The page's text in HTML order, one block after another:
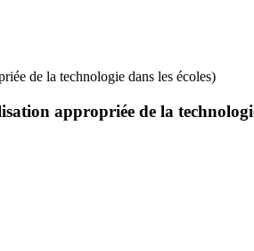
de la technologie dans les écoles)
appropriée de la